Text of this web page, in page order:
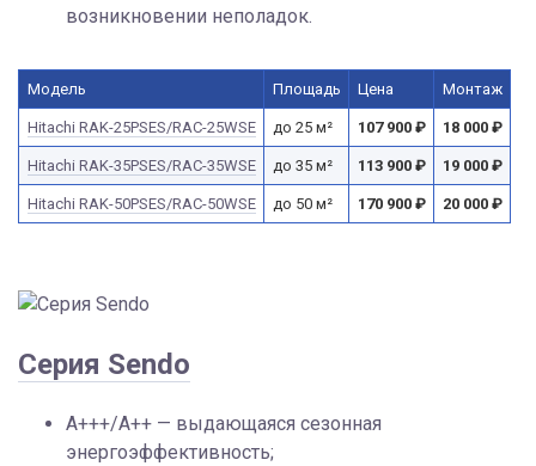
возникновении неполадок.
Модель Площадь Цена Монтаж
Hitachi RAK-25PSES/RAC-25WSE до 25 м² 107 900 ₽ 18 000 ₽
Hitachi RAK-35PSES/RAC-35WSE до 35 м² 113 900 ₽ 19 000 ₽
Hitachi RAK-50PSES/RAC-50WSE до 50 м² 170 900 ₽ 20 000 ₽
Серия Sendo
A+++/A++ — выдающаяся сезонная
энергоэффективность;